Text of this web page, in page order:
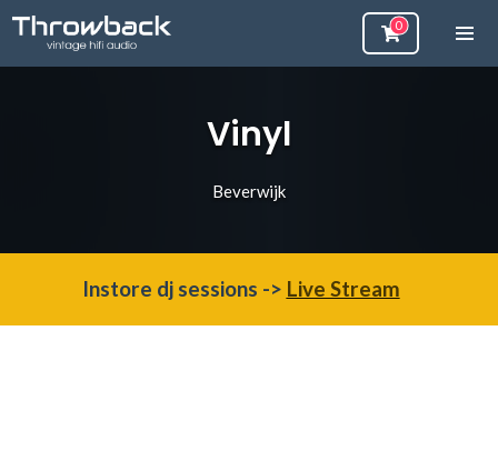
Vinyl
Beverwijk
Instore dj sessions -> Live Stream